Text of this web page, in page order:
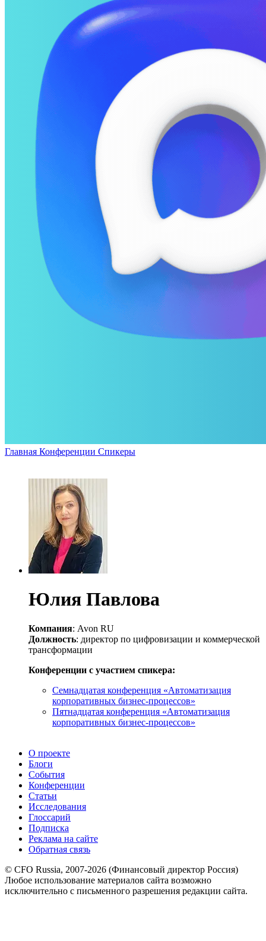
Главная Конференции Спикеры
Юлия Павлова
Компания: Avon RU
Должность: директор по цифровизации и коммерческой
трансформации
Конференции с участием спикера:
Семнадцатая конференция «Автоматизация
корпоративных бизнес-процессов»
Пятнадцатая конференция «Автоматизация
корпоративных бизнес-процессов»
О проекте
Блоги
События
Конференции
Статьи
Исследования
Глоссарий
Подписка
Реклама на сайте
Обратная связь
© CFO Russia, 2007-2026 (Финансовый директор Россия)
Любое использование материалов сайта возможно
исключительно с письменного разрешения редакции сайта.